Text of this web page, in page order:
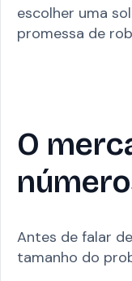
escolher uma
promessa de
O
Antes de falar
tamanho do